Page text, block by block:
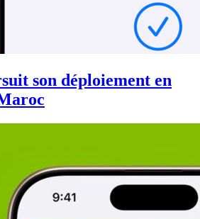
son déploiement en